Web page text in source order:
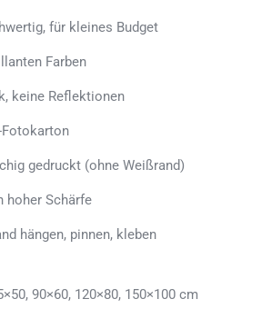
für kleines Budget
Farben
keine Reflektionen
gedruckt (ohne Weißrand)
hoher Schärfe
hängen, pinnen, kleben
90×60, 120×80, 150×100 cm